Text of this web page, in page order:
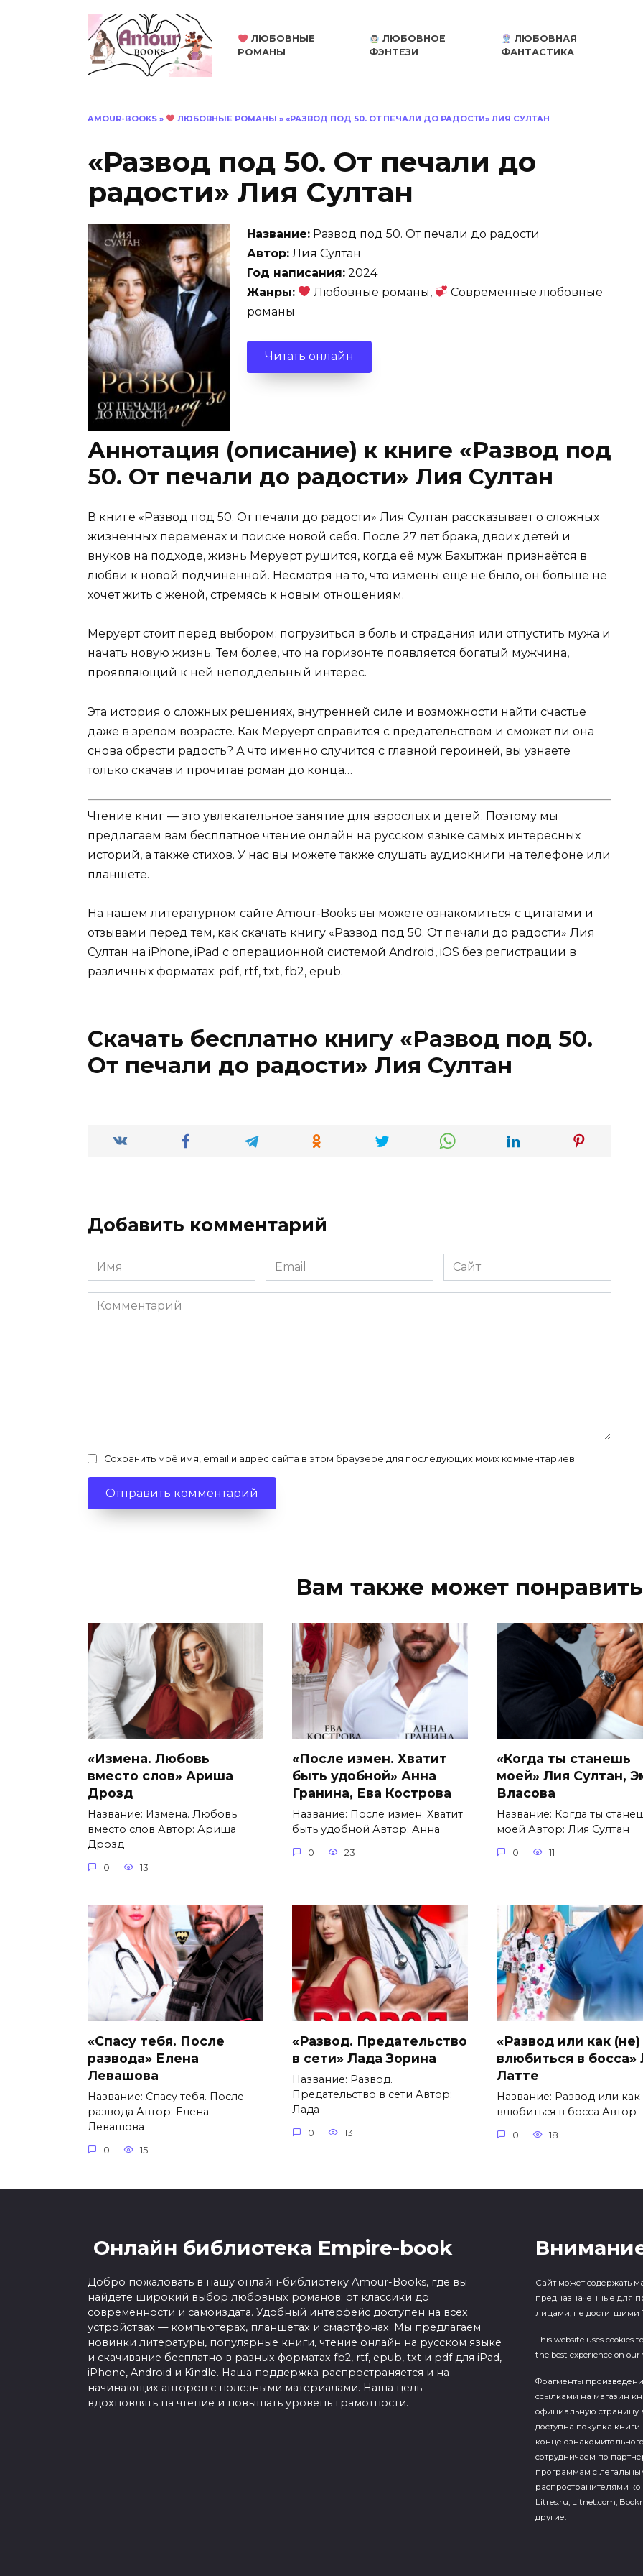
ЛЮБОВНЫЕ
РОМАНЫ
ЛЮБОВНОЕ
ФЭНТЕЗИ
ЛЮБОВНАЯ
ФАНТАСТИКА
AMOUR-BOOKS » ЛЮБОВНЫЕ РОМАНЫ » «РАЗВОД ПОД 50. ОТ ПЕЧАЛИ ДО РАДОСТИ» ЛИЯ СУЛТАН
«Развод под 50. От печали до
радости» Лия Султан
Название: Развод под 50. От печали до радости
Автор: Лия Султан
Год написания: 2024
Жанры:
Любовные романы,
Современные любовные
романы
Читать онлайн
Аннотация (описание) к книге «Развод под
50. От печали до радости» Лия Султан
В книге «Развод под 50. От печали до радости» Лия Султан рассказывает о сложных
жизненных переменах и поиске новой себя. После 27 лет брака, двоих детей и
внуков на подходе, жизнь Меруерт рушится, когда её муж Бахытжан признаётся в
любви к новой подчинённой. Несмотря на то, что измены ещё не было, он больше не
хочет жить с женой, стремясь к новым отношениям.
Меруерт стоит перед выбором: погрузиться в боль и страдания или отпустить мужа и
начать новую жизнь. Тем более, что на горизонте появляется богатый мужчина,
проявляющий к ней неподдельный интерес.
Эта история о сложных решениях, внутренней силе и возможности найти счастье
даже в зрелом возрасте. Как Меруерт справится с предательством и сможет ли она
снова обрести радость? А что именно случится с главной героиней, вы узнаете
только скачав и прочитав роман до конца…
Чтение книг — это увлекательное занятие для взрослых и детей. Поэтому мы
предлагаем вам бесплатное чтение онлайн на русском языке самых интересных
историй, а также стихов. У нас вы можете также слушать аудиокниги на телефоне или
планшете.
На нашем литературном сайте Amour-Books вы можете ознакомиться с цитатами и
отзывами перед тем, как скачать книгу «Развод под 50. От печали до радости» Лия
Султан на iPhone, iPad с операционной системой Android, iOS без регистрации в
различных форматах: pdf, rtf, txt, fb2, epub.
Скачать бесплатно книгу «Развод под 50.
От печали до радости» Лия Султан
Добавить комментарий
Имя
*
Email
*
Сайт
Комментарий
Сохранить моё имя, email и адрес сайта в этом браузере для последующих моих комментариев.
Вам также может
«Измена. Любовь
вместо слов» Ариша
Дрозд
Название: Измена. Любовь
вместо слов Автор: Ариша
Дрозд
0 13
«После измен. Хватит
быть удобной» Анна
Гранина, Ева Кострова
Название: После измен. Хватит
быть удобной Автор: Анна
0 23
«Когда ты станешь
моей» Лия Султан,
Власова
Название: Когда ты
моей Автор: Лия Султан
0 11
«Спасу тебя. После
развода» Елена
Левашова
Название: Спасу тебя. После
развода Автор: Елена
Левашова
0 15
«Развод. Предательство
в сети» Лада Зорина
Название: Развод.
Предательство в сети Автор:
Лада
0 13
«Развод или как (не)
влюбиться в босса»
Латте
Название: Развод или как
влюбиться в босса Автор
0 18
Онлайн библиотека Empire-book
Добро пожаловать в нашу онлайн-библиотеку Amour-Books, где вы
найдете широкий выбор любовных романов: от классики до
современности и самоиздата. Удобный интерфейс доступен на всех
устройствах — компьютерах, планшетах и смартфонах. Мы предлагаем
новинки литературы, популярные книги, чтение онлайн на русском языке
и скачивание бесплатно в разных форматах fb2, rtf, epub, txt и pdf для iPad,
iPhone, Android и Kindle. Наша поддержка распространяется и на
начинающих авторов с полезными материалами. Наша цель —
вдохновлять на чтение и повышать уровень грамотности.
Сайт может содержать
предназначенные для
лицами, не достигшими
This website uses cookies
the best experience on our
Фрагменты
ссылками на магазин
официальную страницу
доступна покупка книги
конце
сотрудничаем по
программам с
распространителями
Litres.ru, Litnet.com,
другие.